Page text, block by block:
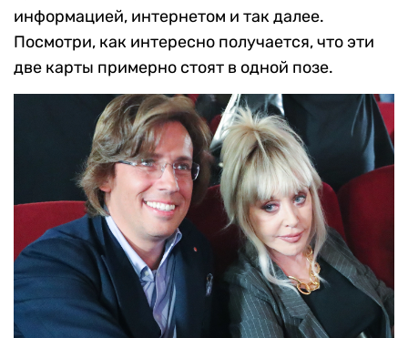
информацией, интернетом и так далее.
Посмотри, как интересно получается, что эти
две карты примерно стоят в одной позе.